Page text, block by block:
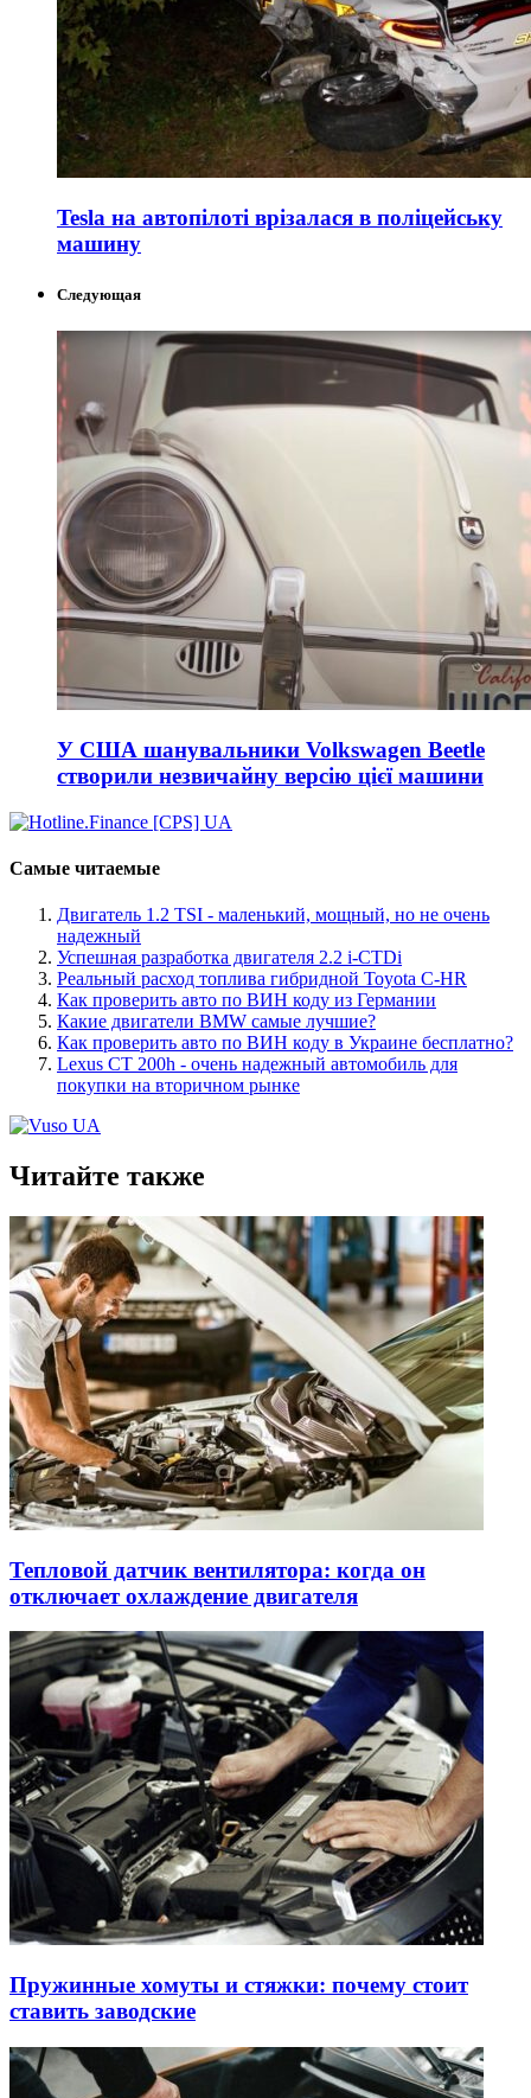
Tesla на автопілоті врізалася в поліцейську
машину
Следующая
У США шанувальники Volkswagen Beetle
створили незвичайну версію цієї машини
Самые читаемые
Двигатель 1.2 TSI - маленький, мощный, но не очень
надежный
Успешная разработка двигателя 2.2 i-CTDi
Реальный расход топлива гибридной Toyota C-HR
Как проверить авто по ВИН коду из Германии
Какие двигатели BMW самые лучшие?
Как проверить авто по ВИН коду в Украине бесплатно?
Lexus CT 200h - очень надежный автомобиль для
покупки на вторичном рынке
Читайте также
Тепловой датчик вентилятора: когда он
отключает охлаждение двигателя
Пружинные хомуты и стяжки: почему стоит
ставить заводские